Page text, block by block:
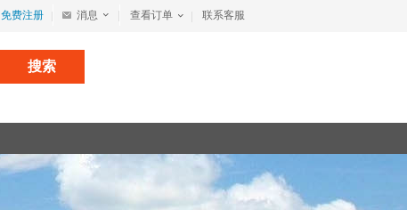
免费注册 消息 查看订单 联系客服
搜索